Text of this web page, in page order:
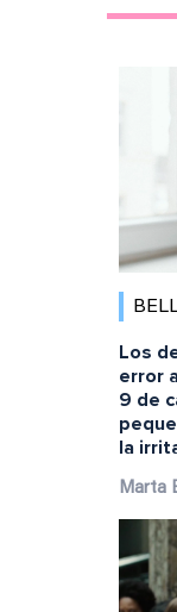
Los
error
9 de
la
Marta